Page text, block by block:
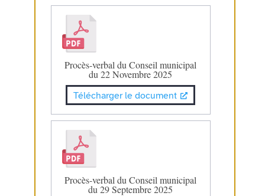
Procès-verbal du Conseil municipal
du 22 Novembre 2025
Télécharger le document
Procès-verbal du Conseil municipal
du 29 Septembre 2025